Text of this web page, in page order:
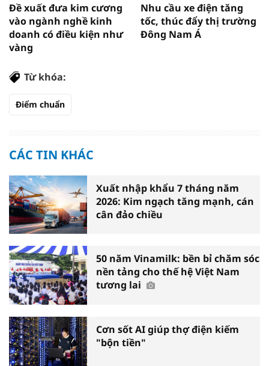
Đề xuất đưa kim cương
vào ngành nghề kinh
doanh có điều kiện như
vàng
Nhu cầu xe điện tăng
tốc, thúc đẩy thị trường
Đông Nam Á
Từ khóa:
Điểm chuẩn
CÁC TIN KHÁC
Xuất nhập khẩu 7 tháng năm
2026: Kim ngạch tăng mạnh, cán
cân đảo chiều
50 năm Vinamilk: bền bỉ chăm sóc
nền tảng cho thế hệ Việt Nam
tương lai
Cơn sốt AI giúp thợ điện kiếm
"bộn tiền"